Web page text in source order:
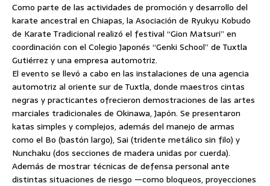
Como parte de las actividades de promoción y desarrollo del
karate ancestral en Chiapas, la Asociación de Ryukyu Kobudo
de Karate Tradicional realizó el festival “Gion Matsuri” en
coordinación con el Colegio Japonés “Genki School” de Tuxtla
Gutiérrez y una empresa automotriz.
El evento se llevó a cabo en las instalaciones de una agencia
automotriz al oriente sur de Tuxtla, donde maestros cintas
negras y practicantes ofrecieron demostraciones de las artes
marciales tradicionales de Okinawa, Japón. Se presentaron
katas simples y complejos, además del manejo de armas
como el Bo (bastón largo), Sai (tridente metálico sin filo) y
Nunchaku (dos secciones de madera unidas por cuerda).
Además de mostrar técnicas de defensa personal ante
distintas situaciones de riesgo —como bloqueos, proyecciones